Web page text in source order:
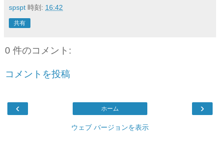
spspt 時刻: 16:42
共有
0 件のコメント:
コメントを投稿
‹ ›
ホーム
ウェブ バージョンを表示